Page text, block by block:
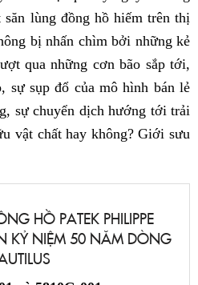
săn lùng đồng hồ hiếm trên thị
bị nhấn chìm bởi những kẻ
qua những cơn bão sắp tới,
sự sụp đổ của mô hình bán lẻ
sự chuyển dịch hướng tới trải
vật chất hay không? Giới sưu
HỒ PATEK PHILIPPE
KỶ NIỆM 50 NĂM DÒNG